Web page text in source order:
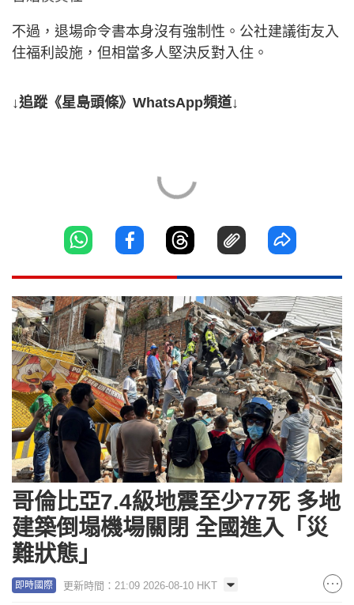
不過，退場命令書本身沒有強制性。公社建議街友入
住福利設施，但相當多人堅決反對入住。
↓追蹤《星島頭條》WhatsApp頻道↓
哥倫比亞7.4級地震至少77死 多地
建築倒塌機場關閉 全國進入「災
難狀態」
即時國際 更新時間：21:09 2026-08-10 HKT